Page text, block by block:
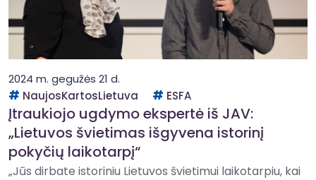
2024 m. gegužės 21 d.
NaujosKartosLietuva
ESFA
Įtraukiojo ugdymo ekspertė iš JAV:
„Lietuvos švietimas išgyvena istorinį
pokyčių laikotarpį“
„Jūs dirbate istoriniu Lietuvos švietimui laikotarpiu, kai